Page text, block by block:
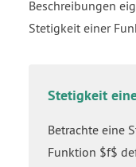
Beschreibungen
Stetigkeit einer
Stetigkeit
Betrachte eine
Funktion $f$